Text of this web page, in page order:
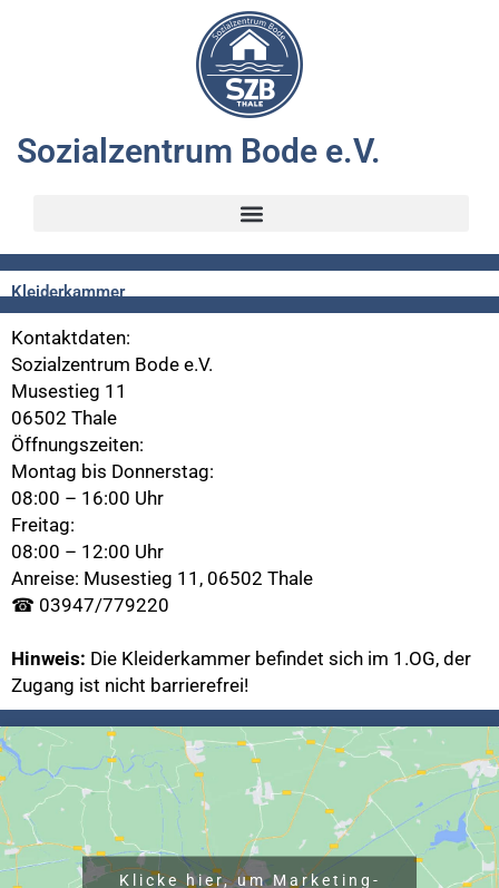
Sozialzentrum Bode e.V.
Kleiderkammer
Kontaktdaten:
Sozialzentrum Bode e.V.
Musestieg 11
06502 Thale
Öffnungszeiten:
Montag bis Donnerstag:
08:00 – 16:00 Uhr
Freitag:
08:00 – 12:00 Uhr
Anreise: Musestieg 11, 06502 Thale
☎ 03947/779220
Hinweis: Die Kleiderkammer befindet sich im 1.OG, der
Zugang ist nicht barrierefrei!
Klicke hier, um Marketing-